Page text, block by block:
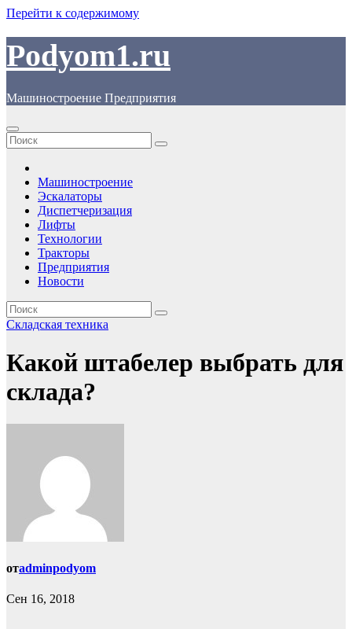
Перейти к содержимому
Podyom1.ru
Машиностроение Предприятия
Машиностроение
Эскалаторы
Диспетчеризация
Лифты
Технологии
Тракторы
Предприятия
Новости
Складская техника
Какой штабелер выбрать для
склада?
отadminpodyom
Сен 16, 2018